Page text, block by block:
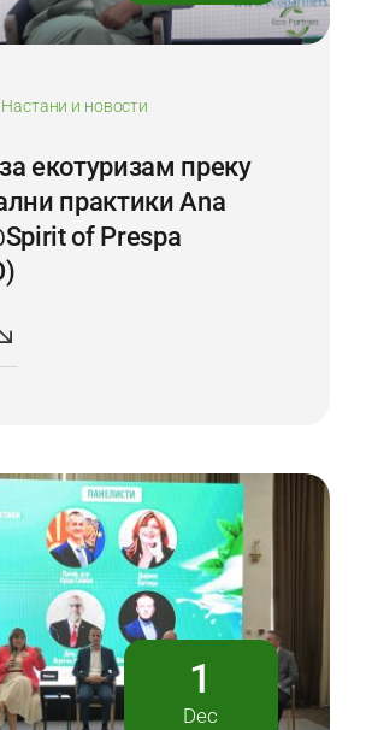
Настани и новости
екотуризам преку
практики Ana
of Prespa
1
Dec